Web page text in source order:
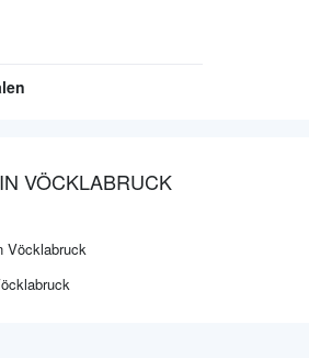
VÖCKLABRUCK
Vöcklabruck